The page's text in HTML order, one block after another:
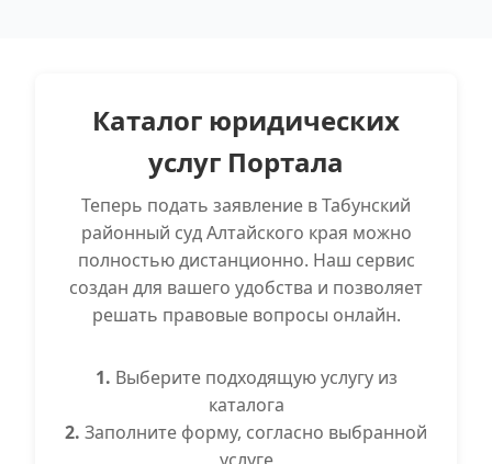
Каталог юридических
услуг Портала
Теперь подать заявление в Табунский
районный суд Алтайского края можно
полностью дистанционно. Наш сервис
создан для вашего удобства и позволяет
решать правовые вопросы онлайн.
1. Выберите подходящую услугу из
каталога
2. Заполните форму, согласно выбранной